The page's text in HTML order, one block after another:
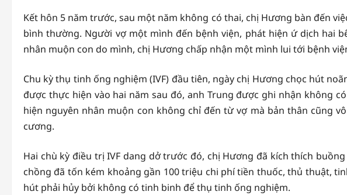
Kết hôn 5 năm trước, sau một năm không có thai, chị Hương bàn đến
bình thường. Người vợ một mình đến bệnh viện, phát hiện ứ dịch hai
nhân muộn con do mình, chị Hương chấp nhận một mình lui tới bệnh
Chu kỳ thụ tinh ống nghiệm (IVF) đầu tiên, ngày chị Hương chọc hút
được thực hiện vào hai năm sau đó, anh Trung được ghi nhận không
hiện nguyên nhân muộn con không chỉ đến từ vợ mà bản thân cũng
cương.
Hai chù kỳ điều trị IVF dang dở trước đó, chị Hương đã kích thích
chồng đã tốn kém khoảng gần 100 triệu chi phí tiền thuốc, thủ thuật,
hút phải hủy bởi không có tinh binh để thụ tinh ống nghiệm.